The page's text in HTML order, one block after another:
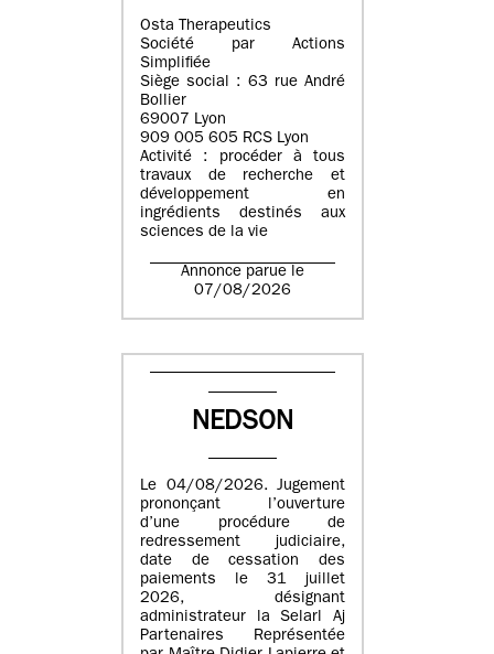
Osta Therapeutics
Société par Actions
Simplifiée
Siège social : 63 rue André
Bollier
69007 Lyon
909 005 605 RCS Lyon
Activité : procéder à tous
travaux de recherche et
développement en
ingrédients destinés aux
sciences de la vie
Annonce parue le
07/08/2026
NEDSON
Le 04/08/2026. Jugement
prononçant l’ouverture
d’une procédure de
redressement judiciaire,
date de cessation des
paiements le 31 juillet
2026, désignant
administrateur la Selarl Aj
Partenaires Représentée